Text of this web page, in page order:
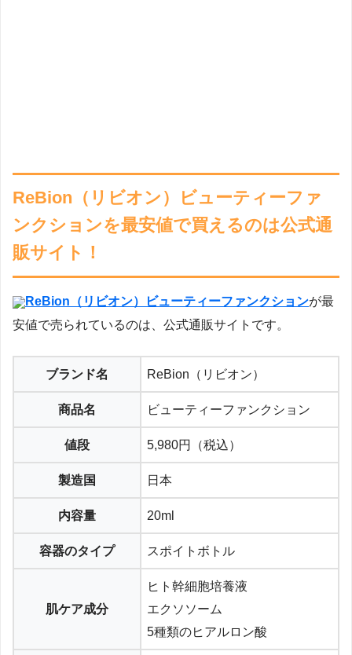
ReBion（リビオン）ビューティーファ
ンクションを最安値で買えるのは公式通
販サイト！
ReBion（リビオン）ビューティーファンクションが最
安値で売られているのは、公式通販サイトです。
ブランド名 ReBion（リビオン）
商品名 ビューティーファンクション
値段 5,980円（税込）
製造国 日本
内容量 20ml
容器のタイプ スポイトボトル
肌ケア成分
ヒト幹細胞培養液
エクソソーム
5種類のヒアルロン酸